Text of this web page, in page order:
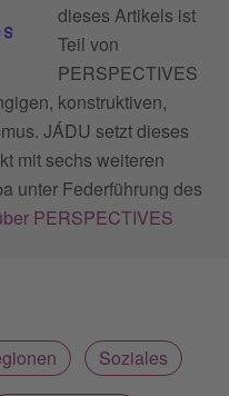
dieses Artikels ist
Teil von
PERSPECTIVES
konstruktiven,
JÁDU setzt dieses
mit sechs weiteren
unter Federführung des
PERSPECTIVES
Soziales